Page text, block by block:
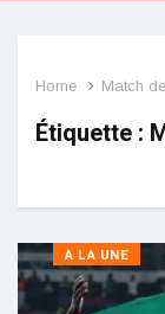
Home Match
Étiquette :
A LA UNE